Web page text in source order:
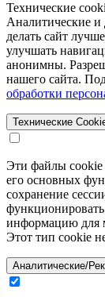
Технические
Аналитические
делать сайт
улучшать
анонимны.
нашего сайта.
обработки
Технические
Эти файлы cookie
его основных
сохранение
информацию для
Этот тип cookie
Аналитические/